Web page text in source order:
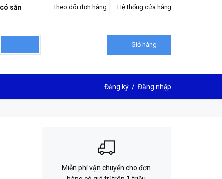
sẵn Hệ thống cửa hàng
Theo dõi đơn hàng
Giỏ hàng
Đăng ký / Đăng nhập
LIÊN HỆ ĐẶT HÀNG
Miễn phí vận chuyển cho đơn